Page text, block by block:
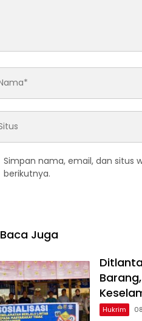
Simpan nama, email, dan situs
berikutnya.
Baca Juga
Hukrim